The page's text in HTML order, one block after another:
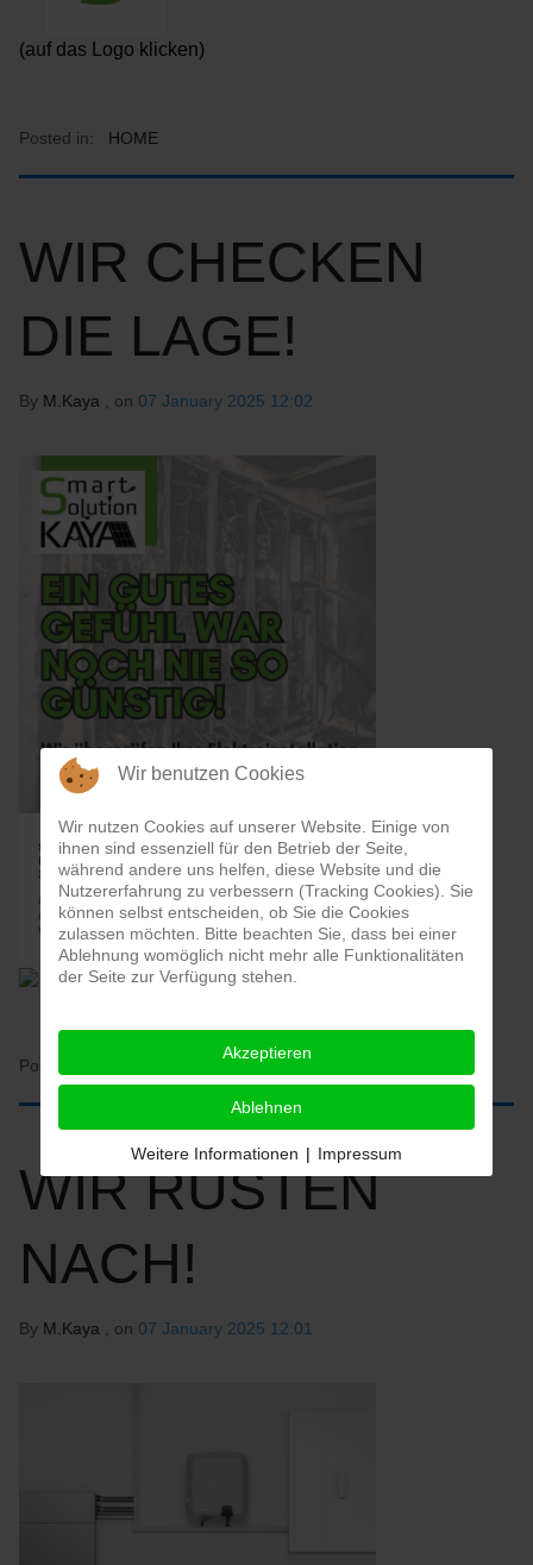
(auf das Logo klicken)
Posted in: HOME
WIR CHECKEN
DIE LAGE!
By M.Kaya , on 07 January 2025 12:02
Posted in:
WIR RÜSTEN
NACH!
By M.Kaya , on 07 January 2025 12:01
Wir benutzen Cookies
Wir nutzen Cookies auf unserer Website. Einige von
ihnen sind essenziell für den Betrieb der Seite,
während andere uns helfen, diese Website und die
Nutzererfahrung zu verbessern (Tracking Cookies). Sie
können selbst entscheiden, ob Sie die Cookies
zulassen möchten. Bitte beachten Sie, dass bei einer
Ablehnung womöglich nicht mehr alle Funktionalitäten
der Seite zur Verfügung stehen.
Akzeptieren
Ablehnen
Weitere Informationen | Impressum